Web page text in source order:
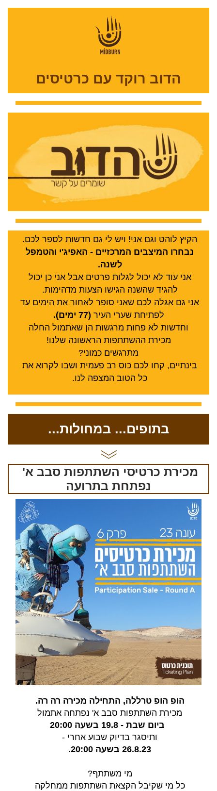
הדוב רוקד עם כרטיסים
הקיץ לוהט וגם אני! ויש לי גם חדשות לספר לכם.
לשנה.
להגיד שהשנה הגישו הצעות מדהימות.
לפתיחת שערי העיר (77 ימים).
מכירת ההשתתפות הראשונה שלנו!
מתרגשים כמוני?
כל הטוב המצפה לנו.
בתופים... במחולות...
נפתחת בתרועה
הופ הופ טרללה, התחילה מכירה רה רה.
מכירת השתתפות סבב א' נפתחה אתמול
ותיסגר בדיוק שבוע אחרי -
26.8.23 בשעה 20:00.
מי משתתף?
כל מי שקיבל הקצאת השתתפות ממחלקה